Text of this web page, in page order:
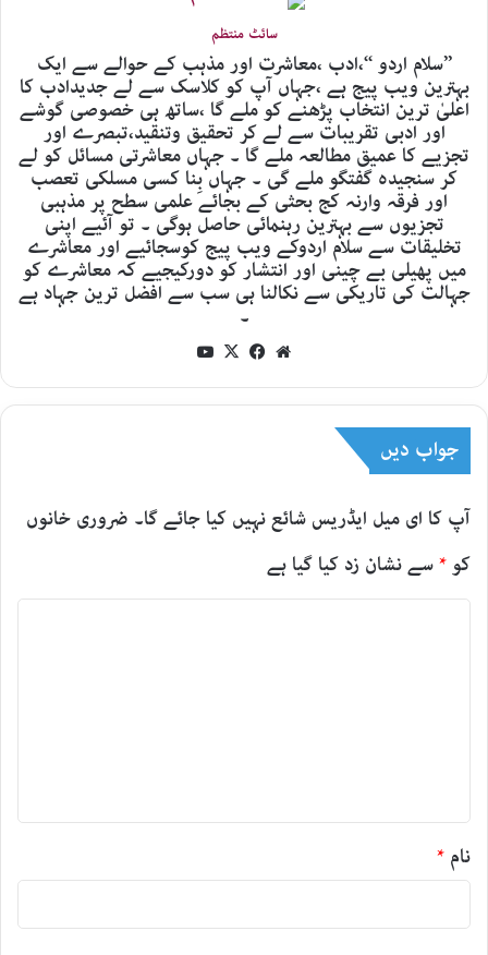
سائٹ منتظم
’’سلام اردو ‘‘،ادب ،معاشرت اور مذہب کے حوالے سے ایک
بہترین ویب پیج ہے ،جہاں آپ کو کلاسک سے لے جدیدادب کا
اعلیٰ ترین انتخاب پڑھنے کو ملے گا ،ساتھ ہی خصوصی گوشے
اور ادبی تقریبات سے لے کر تحقیق وتنقید،تبصرے اور
تجزیے کا عمیق مطالعہ ملے گا ۔ جہاں معاشرتی مسائل کو لے
کر سنجیدہ گفتگو ملے گی ۔ جہاں بِنا کسی مسلکی تعصب
اور فرقہ وارنہ کج بحثی کے بجائے علمی سطح پر مذہبی
تجزیوں سے بہترین رہنمائی حاصل ہوگی ۔ تو آئیے اپنی
تخلیقات سے سلام اردوکے ویب پیج کوسجائیے اور معاشرے
میں پھیلی بے چینی اور انتشار کو دورکیجیے کہ معاشرے کو
جہالت کی تاریکی سے نکالنا ہی سب سے افضل ترین جہاد ہے
۔
Website
Facebook
X
جواب دیں
آپ کا ای میل ایڈریس شائع نہیں کیا جائے گا۔ ضروری خانوں
کو *سے نشان زد کیا گیا ہے
نام *